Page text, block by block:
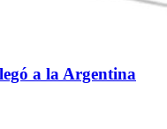
a la Argentina